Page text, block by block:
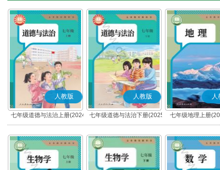
人教版
七年级道德与法治上册(2024
秋版)(部编版)
人教版
七年级道德与法治下册(2025
春版)(部编版)
人
七年级地理上册